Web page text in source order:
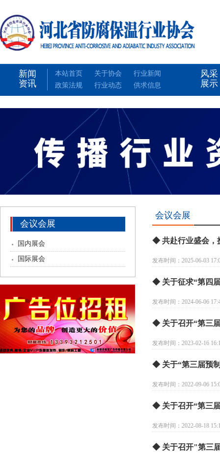
新闻
资讯
本站首页 关于协会
行业新闻
政策法规
行业动态 供求信息
风采
展示
会议会展
国内展会
国际展会
会议会展
◆ 共赴行业盛会，
发布时间：2025-06-03
◆ 关于征求“第四
发布时间：2024-06-06
◆ 关于召开“第三
发布时间：2023-02-16
◆ 关于“第三届预
发布时间：2022-09-06
◆ 关于召开“第三
发布时间：2022-08-18
◆ 关于召开"第三